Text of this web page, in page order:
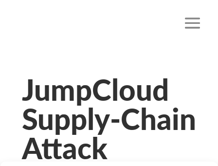
JumpCloud
Supply-Chain
Attack